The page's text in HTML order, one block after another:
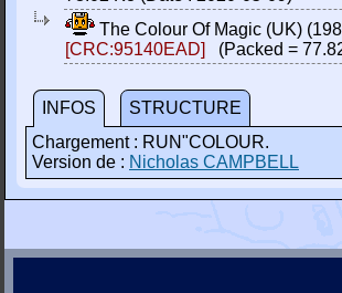
The Colour Of Magic (UK)
[CRC:95140EAD]
(Packed =
INFOS
STRUCTURE
Chargement : RUN"COLOUR.
Version de : Nicholas CAMPBELL